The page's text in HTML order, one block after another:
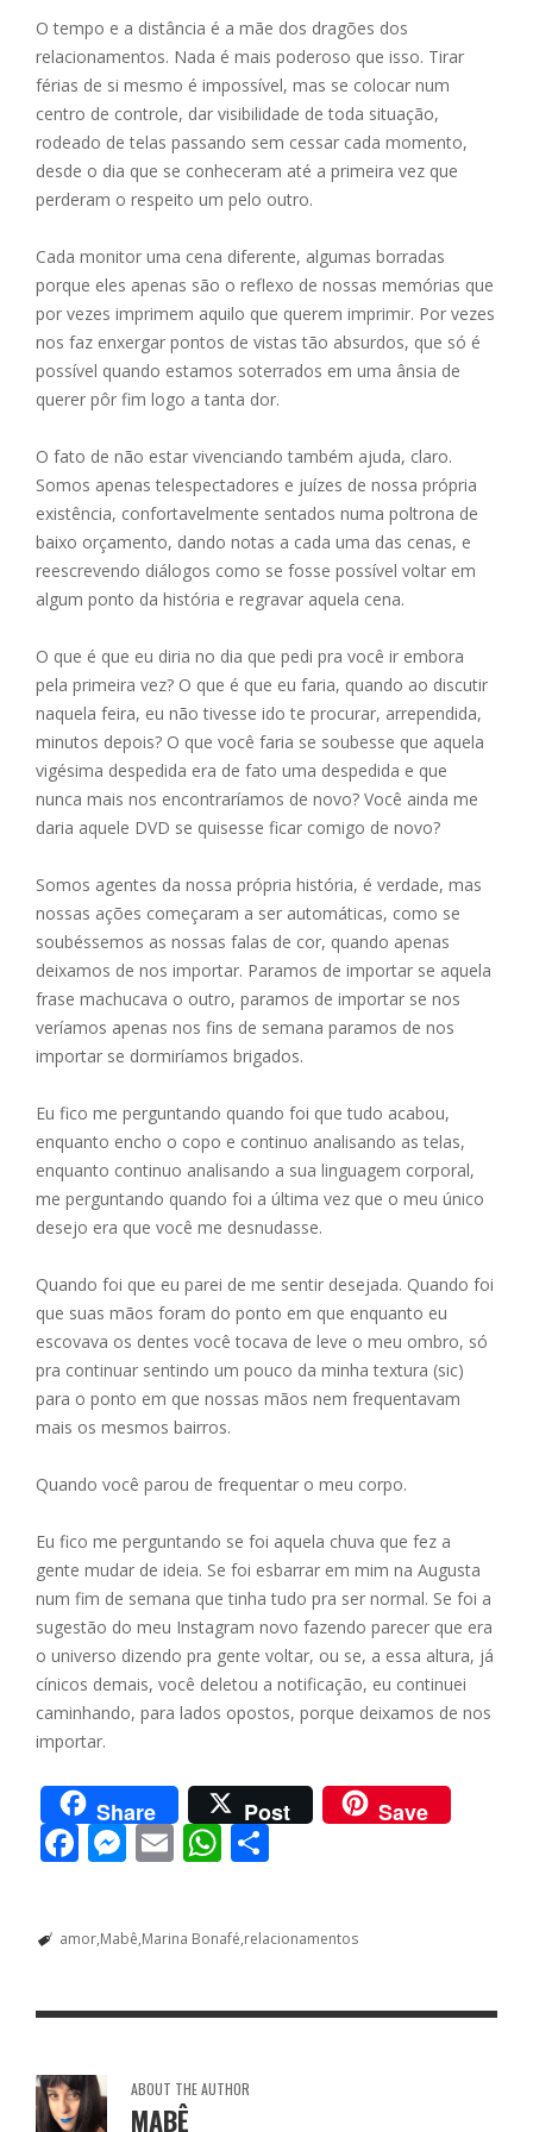
e
b
o
o
k
ss
e
n
g
er
ai
l
at
s
A
p
p
ar
e
O tempo e a distância é a mãe dos dragões dos
relacionamentos. Nada é mais poderoso que isso. Tirar
férias de si mesmo é impossível, mas se colocar num
centro de controle, dar visibilidade de toda situação,
rodeado de telas passando sem cessar cada momento,
desde o dia que se conheceram até a primeira vez que
perderam o respeito um pelo outro.
Cada monitor uma cena diferente, algumas borradas
porque eles apenas são o reflexo de nossas memórias que
por vezes imprimem aquilo que querem imprimir. Por vezes
nos faz enxergar pontos de vistas tão absurdos, que só é
possível quando estamos soterrados em uma ânsia de
querer pôr fim logo a tanta dor.
O fato de não estar vivenciando também ajuda, claro.
Somos apenas telespectadores e juízes de nossa própria
existência, confortavelmente sentados numa poltrona de
baixo orçamento, dando notas a cada uma das cenas, e
reescrevendo diálogos como se fosse possível voltar em
algum ponto da história e regravar aquela cena.
O que é que eu diria no dia que pedi pra você ir embora
pela primeira vez? O que é que eu faria, quando ao discutir
naquela feira, eu não tivesse ido te procurar, arrependida,
minutos depois? O que você faria se soubesse que aquela
vigésima despedida era de fato uma despedida e que
nunca mais nos encontraríamos de novo? Você ainda me
daria aquele DVD se quisesse ficar comigo de novo?
Somos agentes da nossa própria história, é verdade, mas
nossas ações começaram a ser automáticas, como se
soubéssemos as nossas falas de cor, quando apenas
deixamos de nos importar. Paramos de importar se aquela
frase machucava o outro, paramos de importar se nos
veríamos apenas nos fins de semana paramos de nos
importar se dormiríamos brigados.
Eu fico me perguntando quando foi que tudo acabou,
enquanto encho o copo e continuo analisando as telas,
enquanto continuo analisando a sua linguagem corporal,
me perguntando quando foi a última vez que o meu único
desejo era que você me desnudasse.
Quando foi que eu parei de me sentir desejada. Quando foi
que suas mãos foram do ponto em que enquanto eu
escovava os dentes você tocava de leve o meu ombro, só
pra continuar sentindo um pouco da minha textura (sic)
para o ponto em que nossas mãos nem frequentavam
mais os mesmos bairros.
Quando você parou de frequentar o meu corpo.
Eu fico me perguntando se foi aquela chuva que fez a
gente mudar de ideia. Se foi esbarrar em mim na Augusta
num fim de semana que tinha tudo pra ser normal. Se foi a
sugestão do meu Instagram novo fazendo parecer que era
o universo dizendo pra gente voltar, ou se, a essa altura, já
cínicos demais, você deletou a notificação, eu continuei
caminhando, para lados opostos, porque deixamos de nos
importar.
Share Post Save
F
b
o
k
M
ss
e
g
er
E
l
W
at
s
p
p
e
amor Mabê Marina Bonafé relacionamentos
ABOUT THE AUTHOR
MABÊ